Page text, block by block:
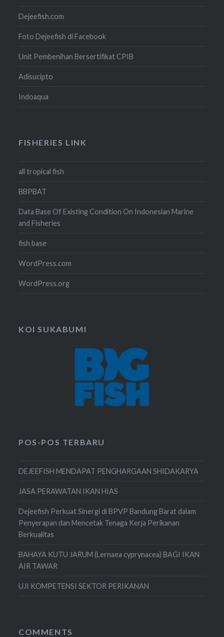
Dejeefish.com
Foto Dejeefish di Facebook
Unit Pembenihan Bersertifikat CPIB
Adisucipto
Indoaqua
FISHERIES LINK
all tropical fish
BBPBAT
Data Base Of Existing Condition On Indonesian Marine
and Fisheries
fish base
WordPress.com
WordPress.org
KOI SUKABUMI
POS-POS TERBARU
DEJEEFISH MENDAPAT PENGHARGAAN SHIDAKARYA
JASA PERAWATAN IKAN HIAS
Dejeefish Perkuat Sinergi di BPVP Bandung Barat dalam
Penyerapan dan Mencetak Tenaga Kerja Perikanan
Berkualitas
BAHAYA KUTU JARUM (Lernaea cyprynacea) BAGI IKAN
AIR TAWAR
UJI KOMPETENSI SEKTOR PERIKANAN
COMMENTS